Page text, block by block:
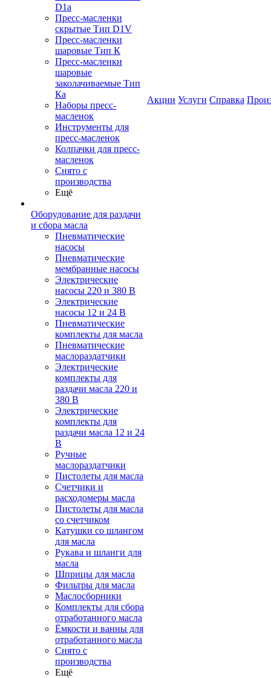
D1a
Пресс-масленки
скрытые Тип D1V
Пресс-масленки
шаровые Тип К
Пресс-масленки
шаровые
заколачиваемые Тип
Кa
Наборы пресс-
масленок
Инструменты для
пресс-масленок
Колпачки для пресс-
масленок
Снято с
производства
Ещё
Оборудование для раздачи
и сбора масла
Пневматические
насосы
Пневматические
мембранные насосы
Электрические
насосы 220 и 380 В
Электрические
насосы 12 и 24 В
Пневматические
комплекты для масла
Пневматические
маслораздатчики
Электрические
комплекты для
раздачи масла 220 и
380 В
Электрические
комплекты для
раздачи масла 12 и 24
В
Ручные
маслораздатчики
Пистолеты для масла
Счетчики и
расходомеры масла
Пистолеты для масла
со счетчиком
Катушки со шлангом
для масла
Рукава и шланги для
масла
Шприцы для масла
Фильтры для масла
Маслосборники
Комплекты для сбора
отработанного масла
Ёмкости и ванны для
отработанного масла
Снято с
производства
Ещё
Акции Услуги Справка